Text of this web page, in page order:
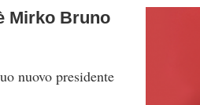
Mirko Bruno
nuovo presidente